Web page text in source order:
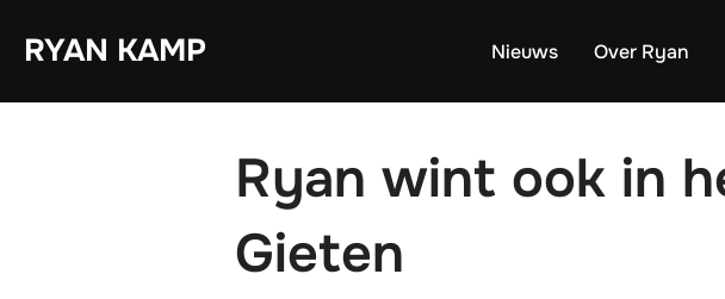
naarRYAN KAMP Nieuws Over Ryan
Ryan wint ook in
Gieten